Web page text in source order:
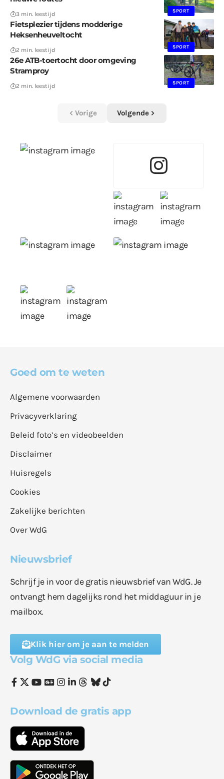
SPORT
3 min. leestijd
SPORT
Fietsplezier tijdens modderige
Heksenheuveltocht
2 min. leestijd
SPORT
26e ATB-toertocht door omgeving
Stramproy
2 min. leestijd
Vorige Volgende
Goed om te weten
Algemene voorwaarden
Privacyverklaring
Beleid foto’s en videobeelden
Disclaimer
Huisregels
Cookies
Zakelijke berichten
Over WdG
Nieuwsbrief
Schrijf je in voor de gratis nieuwsbrief van WdG. Je
ontvangt hem dagelijks rond het middaguur in je
mailbox.
Klik hier om je aan te melden
Volg WdG via social media
Download de gratis app